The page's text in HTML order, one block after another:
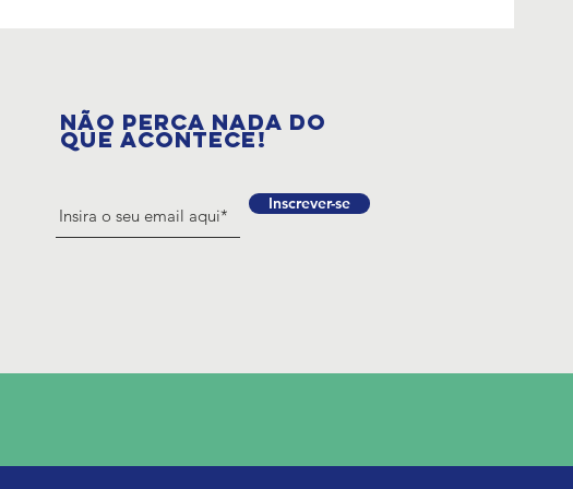
NÃO PERCA NADA DO
QUE ACONTECE!
Inscrever-se